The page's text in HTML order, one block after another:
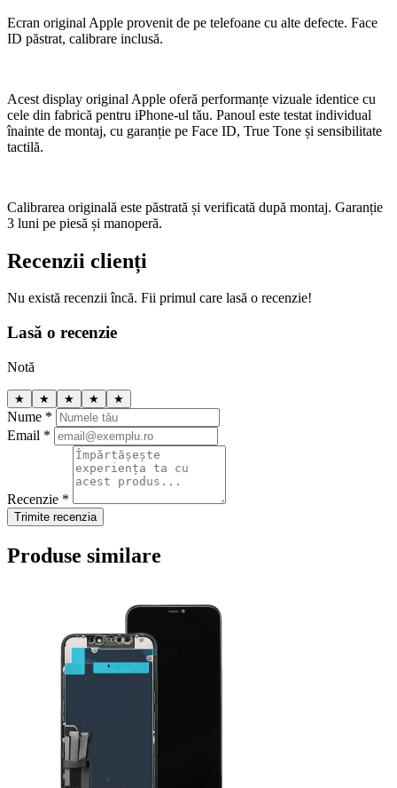
Ecran original Apple provenit de pe telefoane cu alte defecte. Face
ID păstrat, calibrare inclusă.
Acest display original Apple oferă performanțe vizuale identice cu
cele din fabrică pentru iPhone-ul tău. Panoul este testat individual
înainte de montaj, cu garanție pe Face ID, True Tone și sensibilitate
tactilă.
Calibrarea originală este păstrată și verificată după montaj. Garanție
3 luni pe piesă și manoperă.
Recenzii clienți
Nu există recenzii încă. Fii primul care lasă o recenzie!
Lasă o recenzie
Notă
★ ★ ★ ★ ★
Nume *
Email *
Recenzie *
Trimite recenzia
Produse similare